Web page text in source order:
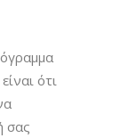
ότι
σας